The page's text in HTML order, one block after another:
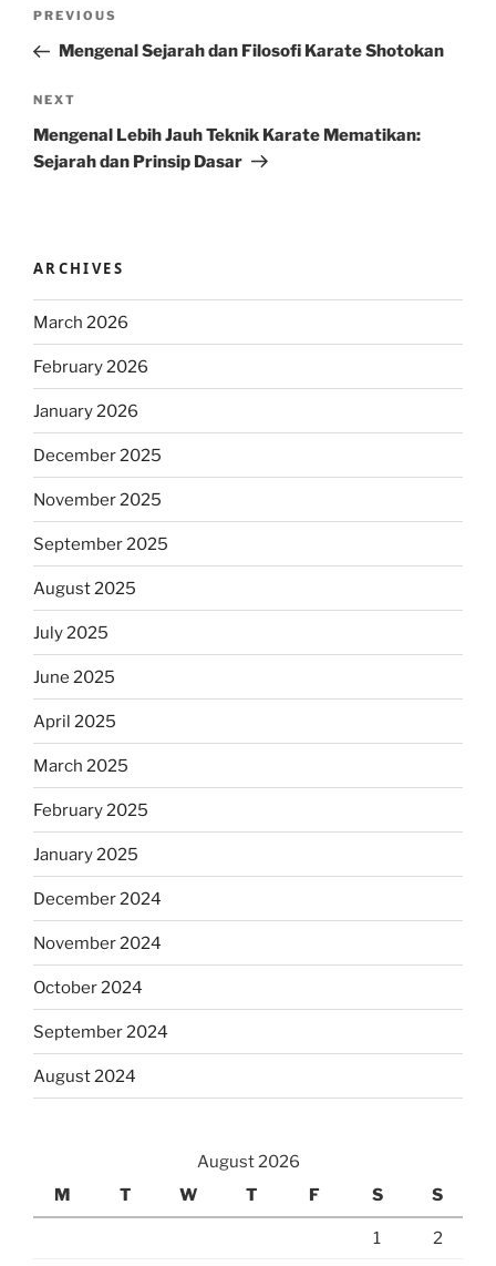
Previous
Post
PREVIOUS
Mengenal Sejarah dan Filosofi Karate Shotokan
Next
Post
NEXT
Mengenal Lebih Jauh Teknik Karate Mematikan:
Sejarah dan Prinsip Dasar
ARCHIVES
March 2026
February 2026
January 2026
December 2025
November 2025
September 2025
August 2025
July 2025
June 2025
April 2025
March 2025
February 2025
January 2025
December 2024
November 2024
October 2024
September 2024
August 2024
August 2026
M
T W T F S S
1 2